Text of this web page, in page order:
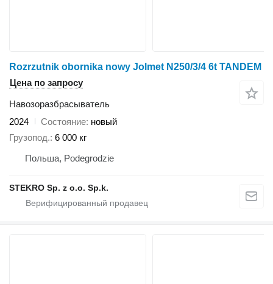
Rozrzutnik obornika nowy Jolmet N250/3/4 6t TANDEM
Цена по запросу
Навозоразбрасыватель
2024
Состояние новый
Грузопод. 6 000 кг
Польша, Podegrodzie
STEKRO Sp. z o.o. Sp.k.